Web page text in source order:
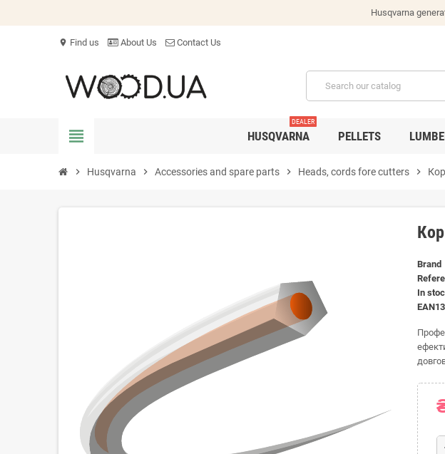
Husqvarna
location_on Find us About Us Contact Us
view_headline HUSQVARNA
DEALER
PELLETS
chevron_right Husqvarna chevron_right Accessories and spare parts chevron_right Heads, cords fore cutters chevron_right
Brand
In
EAN13